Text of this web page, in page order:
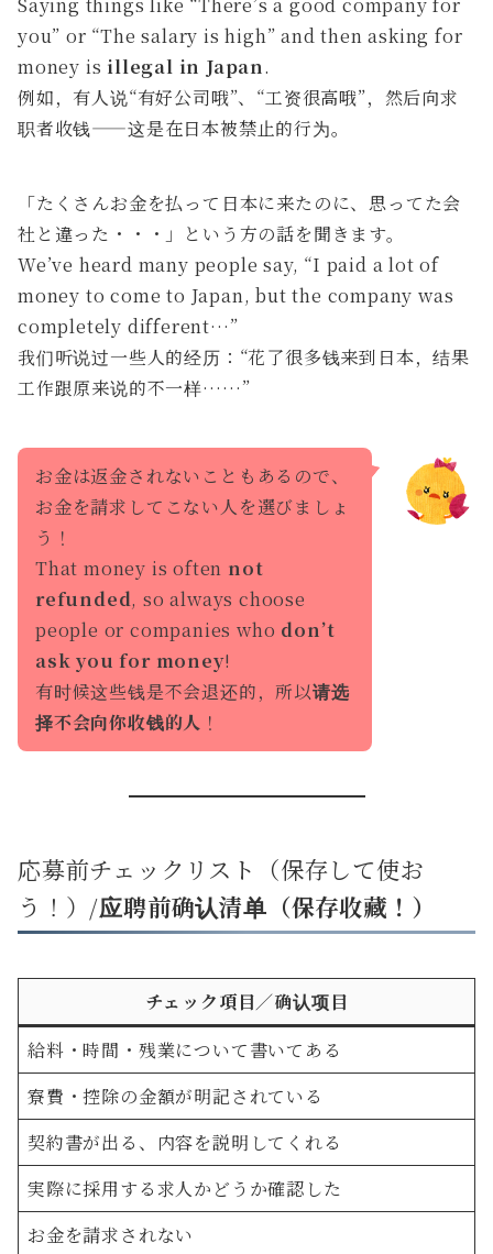
Saying things like “There’s a good company for
you” or “The salary is high” and then asking for
money is illegal in Japan.
例如，有人说“有好公司哦”、“工资很高哦”，然后向求
职者收钱——这是在日本被禁止的行为。
「たくさんお金を払って日本に来たのに、思ってた会
社と違った・・・」という方の話を聞きます。
We’ve heard many people say, “I paid a lot of
money to come to Japan, but the company was
completely different…”
我们听说过一些人的经历：“花了很多钱来到日本，结果
工作跟原来说的不一样……”
お金は返金されないこともあるので、
お金を請求してこない人を選びましょ
う！
That money is often not
refunded, so always choose
people or companies who don’t
ask you for money!
有时候这些钱是不会退还的，所以请选
择不会向你收钱的人 ！
応募前チェックリスト（保存して使お
う！）/应聘前确认清单（保存收藏！）
チェック項目／确认项目
給料・時間・残業について書いてある
寮費・控除の金額が明記されている
契約書が出る、内容を説明してくれる
実際に採用する求人かどうか確認した
お金を請求されない